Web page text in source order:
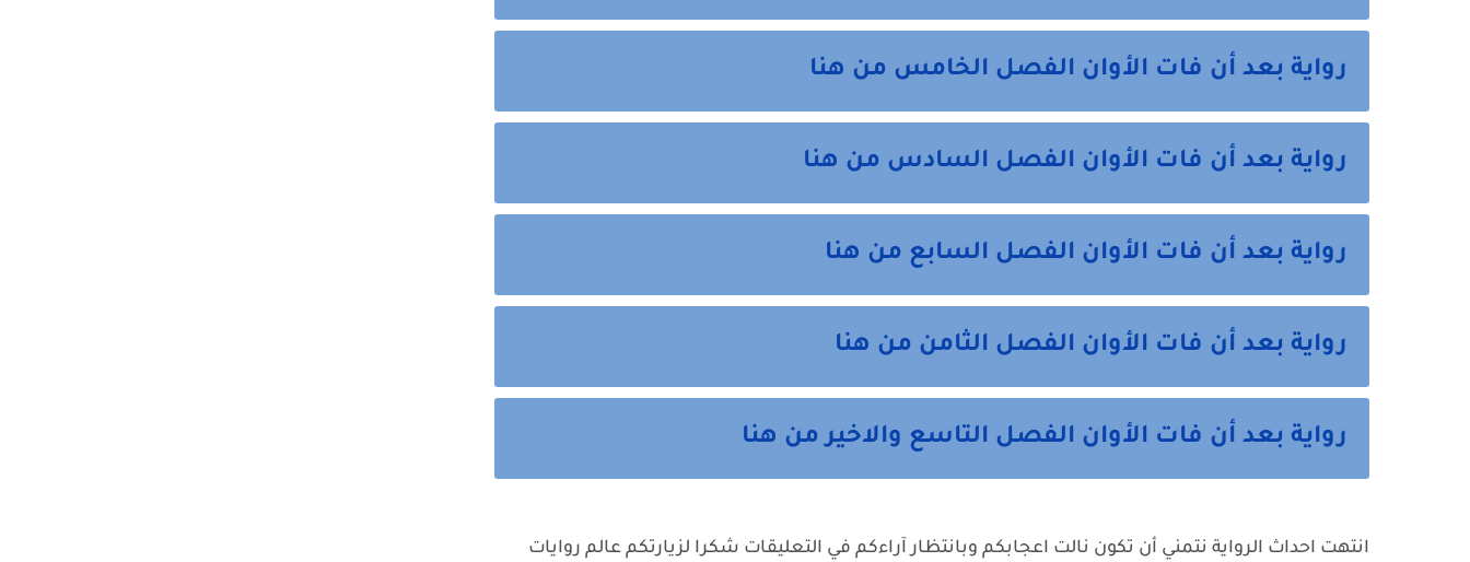
رواية بعد أن فات الأوان الفصل الخامس من هنا
رواية بعد أن فات الأوان الفصل السادس من هنا
رواية بعد أن فات الأوان الفصل السابع من هنا
رواية بعد أن فات الأوان الفصل الثامن من هنا
رواية بعد أن فات الأوان الفصل التاسع والاخير من هنا
انتهت احداث الرواية نتمني أن تكون نالت اعجابكم وبانتظار آراءكم في التعليقات شكرا لزيارتكم عالم روايات